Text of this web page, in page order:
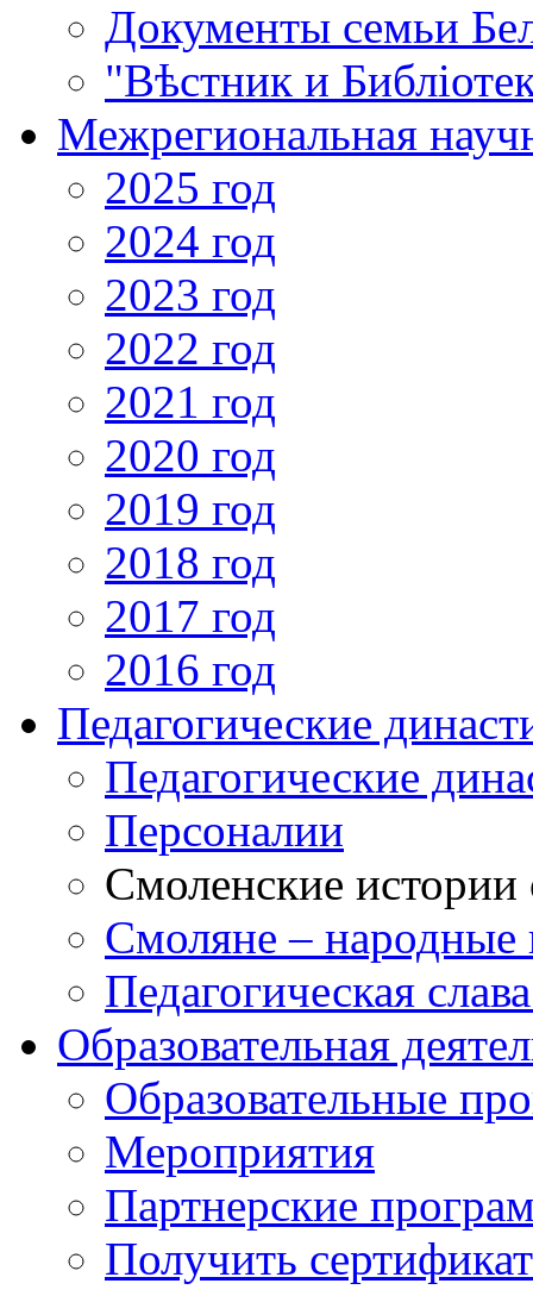
Документы семьи
"Вѣстник и
Межрегиональная
2025 год
2024 год
2023 год
2022 год
2021 год
2020 год
2019 год
2018 год
2017 год
2016 год
Педагогические
Педагогические
Персоналии
Смоленские
Смоляне – народные
Педагогическая
Образовательная
Образовательные
Мероприятия
Партнерские
Получить сертификат